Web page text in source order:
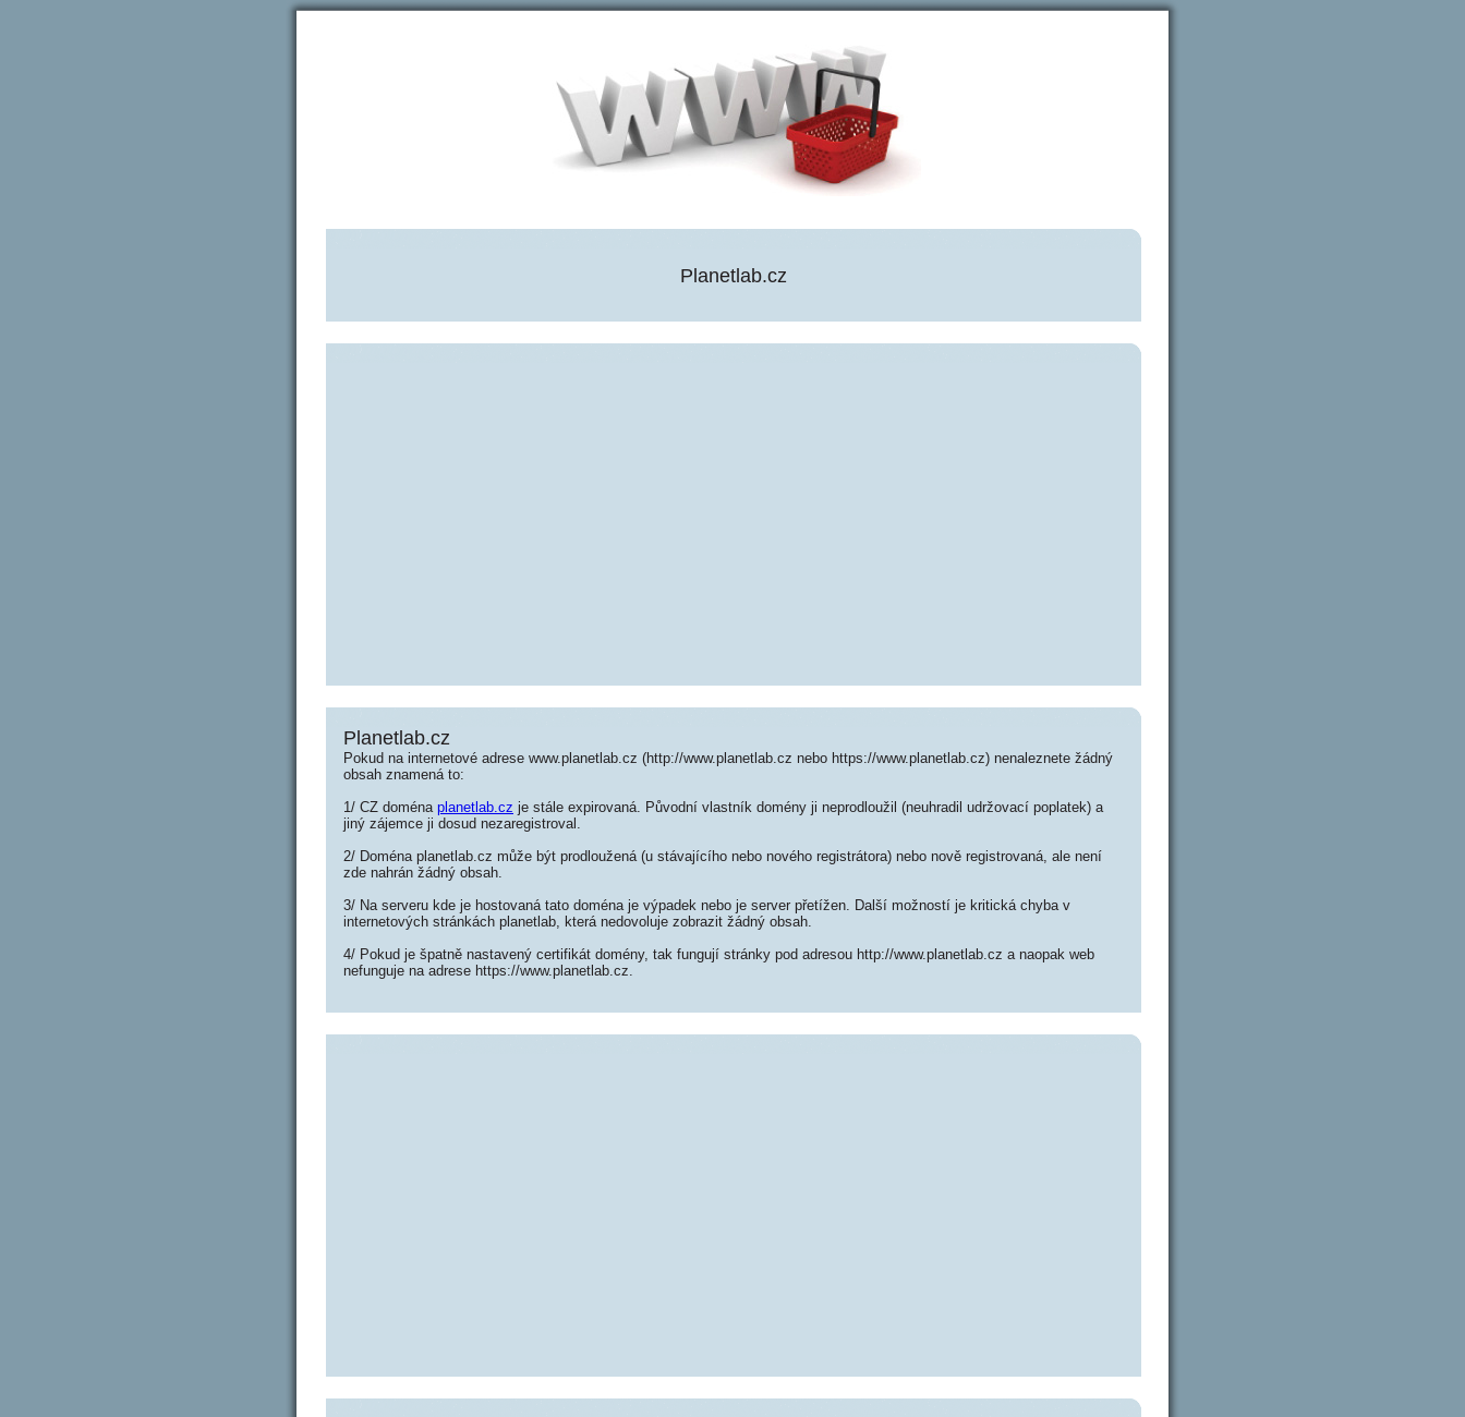
Planetlab.cz
Planetlab.cz
Pokud na internetové adrese www.planetlab.cz (http://www.planetlab.cz nebo https://www.planetlab.cz) nenaleznete žádný
obsah znamená to:
1/ CZ doména planetlab.cz je stále expirovaná. Původní vlastník domény ji neprodloužil (neuhradil udržovací poplatek) a
jiný zájemce ji dosud nezaregistroval.
2/ Doména planetlab.cz může být prodloužená (u stávajícího nebo nového registrátora) nebo nově registrovaná, ale není
zde nahrán žádný obsah.
3/ Na serveru kde je hostovaná tato doména je výpadek nebo je server přetížen. Další možností je kritická chyba v
internetových stránkách planetlab, která nedovoluje zobrazit žádný obsah.
4/ Pokud je špatně nastavený certifikát domény, tak fungují stránky pod adresou http://www.planetlab.cz a naopak web
nefunguje na adrese https://www.planetlab.cz.